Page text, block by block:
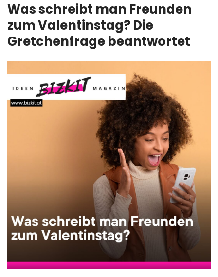
Was schreibt man Freunden
zum Valentinstag? Die
Gretchenfrage beantwortet